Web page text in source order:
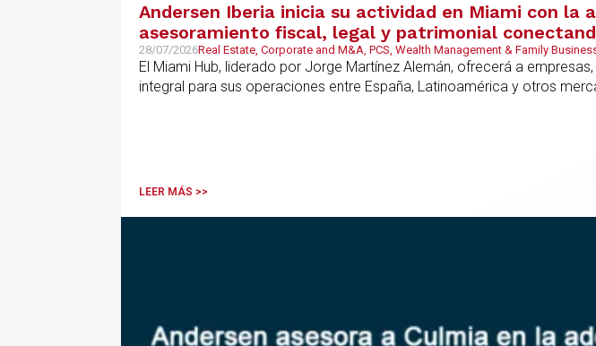
Andersen Iberia inicia su actividad en Miami con
asesoramiento fiscal, legal y patrimonial
28/07/2026Real Estate, Corporate and M&A, PCS, Wealth Management & Family
El Miami Hub, liderado por Jorge Martínez Alemán, ofrecerá a
integral para sus operaciones entre España, Latinoamérica y otros
LEER MÁS >>